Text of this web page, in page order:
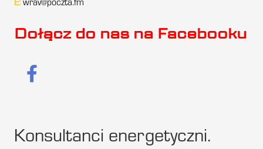
E: wrav@poczta.fm
Dołącz do nas na Facebooku
Konsultanci energetyczni.